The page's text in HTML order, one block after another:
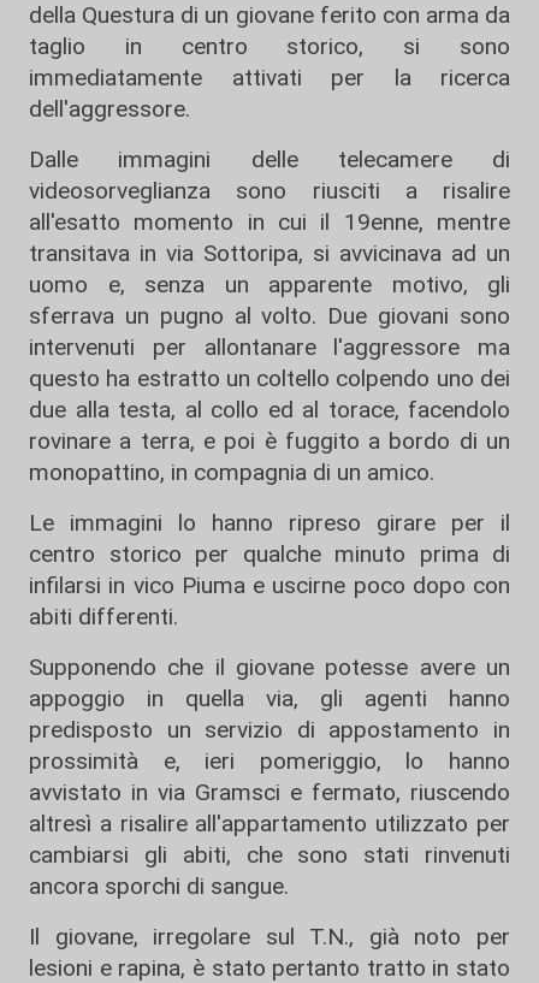
della Questura di un giovane ferito con arma da
taglio in centro storico, si sono
immediatamente attivati per la ricerca
dell'aggressore.
Dalle immagini delle telecamere di
videosorveglianza sono riusciti a risalire
all'esatto momento in cui il 19enne, mentre
transitava in via Sottoripa, si avvicinava ad un
uomo e, senza un apparente motivo, gli
sferrava un pugno al volto. Due giovani sono
intervenuti per allontanare l'aggressore ma
questo ha estratto un coltello colpendo uno dei
due alla testa, al collo ed al torace, facendolo
rovinare a terra, e poi è fuggito a bordo di un
monopattino, in compagnia di un amico.
Le immagini lo hanno ripreso girare per il
centro storico per qualche minuto prima di
infilarsi in vico Piuma e uscirne poco dopo con
abiti differenti.
Supponendo che il giovane potesse avere un
appoggio in quella via, gli agenti hanno
predisposto un servizio di appostamento in
prossimità e, ieri pomeriggio, lo hanno
avvistato in via Gramsci e fermato, riuscendo
altresì a risalire all'appartamento utilizzato per
cambiarsi gli abiti, che sono stati rinvenuti
ancora sporchi di sangue.
Il giovane, irregolare sul T.N., già noto per
lesioni e rapina, è stato pertanto tratto in stato